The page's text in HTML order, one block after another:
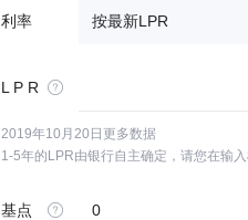
利率 按最新LPR
L P R
2019年10月20日更多数据
1-5年的LPR由银行自主确定，请您在输
基点